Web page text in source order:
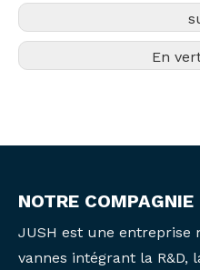
En
NOTRE COMPAGNIE
JUSH est une entreprise
vannes intégrant la R&D,